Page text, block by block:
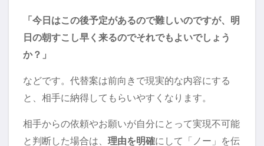
「今日はこの後予定があるので難しいのですが、明
日の朝すこし早く来るのでそれでもよいでしょう
か？」
などです。代替案は前向きで現実的な内容にする
と、相手に納得してもらいやすくなります。
相手からの依頼やお願いが自分にとって実現不可能
と判断した場合は、 理由を明確にして「ノー」を伝